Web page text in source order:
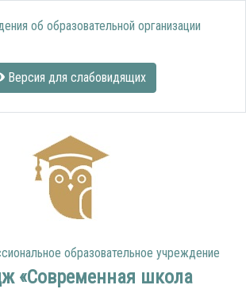
об образовательной организации
Версия для слабовидящих
образовательное учреждение
«Современная школа